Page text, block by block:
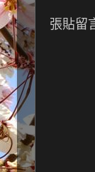
張貼留